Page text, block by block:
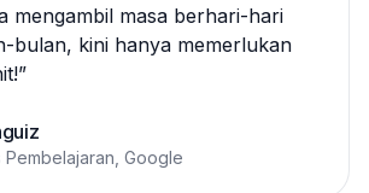
mengambil masa berhari-hari
bulan, kini hanya memerlukan
”
Pembelajaran, Google